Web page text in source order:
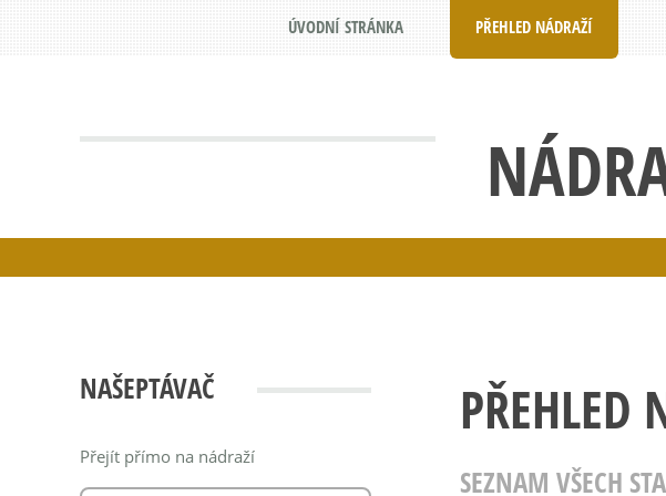
ÚVODNÍ STRÁNKA PŘEHLED NÁDRAŽÍ
NAŠEPTÁVAČ
Přejít přímo na nádraží
PŘEHLED
SEZNAM VŠECH